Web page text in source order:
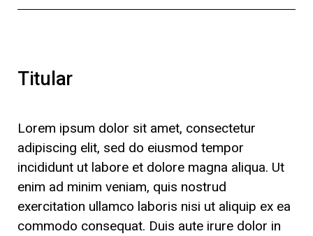
Titular
Lorem ipsum dolor sit amet, consectetur
adipiscing elit, sed do eiusmod tempor
incididunt ut labore et dolore magna aliqua. Ut
enim ad minim veniam, quis nostrud
exercitation ullamco laboris nisi ut aliquip ex ea
commodo consequat. Duis aute irure dolor in